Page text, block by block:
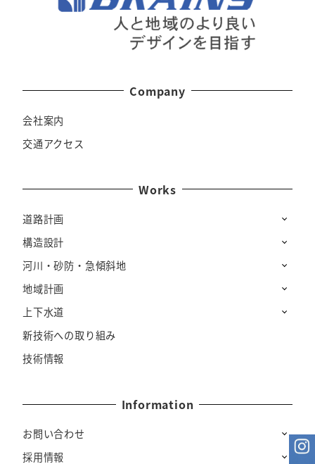
Company
会社案内
交通アクセス
Works
道路計画
構造設計
河川・砂防・急傾斜地
地域計画
上下水道
新技術への取り組み
技術情報
Information
お問い合わせ
採用情報